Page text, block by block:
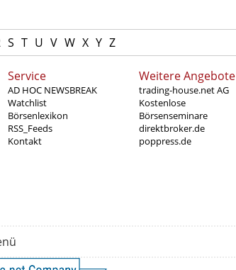
S T U V W X Y Z
Service
AD HOC NEWSBREAK
Watchlist
Börsenlexikon
RSS_Feeds
Kontakt
Weitere Angebote
trading-house.net AG
Kostenlose
Börsenseminare
direktbroker.de
poppress.de